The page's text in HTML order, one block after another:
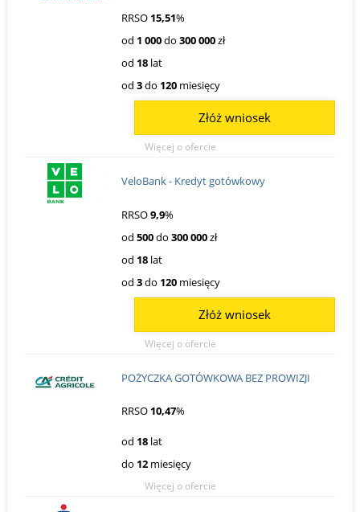
RRSO 15,51%
od 1 000do 300 000zł
od 18 lat
od 3do 120 miesięcy
Więcej o ofercie
Złóż wniosek
VeloBank - Kredyt gotówkowy
RRSO9,9%
od 500do 300 000zł
od 18 lat
od 3do 120 miesięcy
Więcej o ofercie
Złóż wniosek
POŻYCZKA GOTÓWKOWA BEZ PROWIZJI
RRSO 10,47%
od 18 lat
do 12 miesięcy
Więcej o ofercie